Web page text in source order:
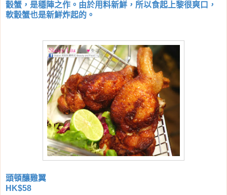
瞉蟹，是穩陣之作。由於用料新鮮，所以食起上黎很爽口，
軟瞉蟹也是新鮮炸起的。
頭頓釀雞翼
HK$58